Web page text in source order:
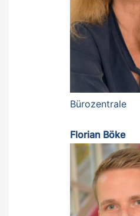
Bürozentrale
Florian Böke